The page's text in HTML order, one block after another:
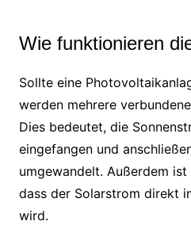
Wie funktionieren
Sollte eine
werden mehrere
Dies bedeutet, die
eingefangen und
umgewandelt. Außerdem
dass der Solarstrom direkt
wird.